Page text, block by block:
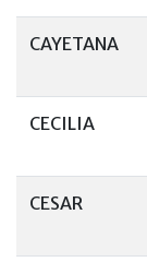
CAYETANA
CECILIA
CESAR